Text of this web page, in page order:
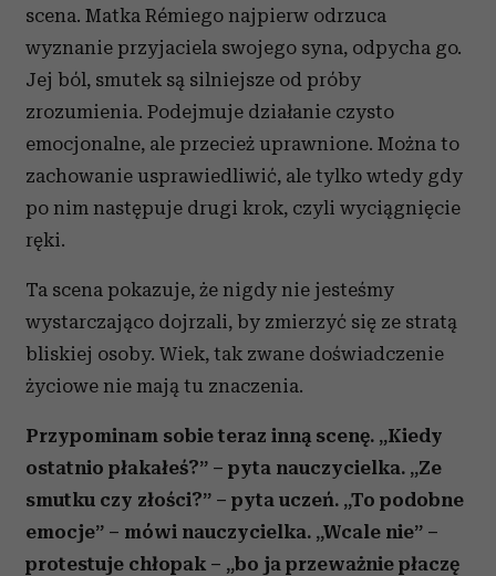
Partnerzy mogą połączyć te informacje z innymi danymi
korzystania z ich usług.
scena. Matka Rémiego najpierw odrzuca
wyznanie przyjaciela swojego syna, odpycha go.
Jej ból, smutek są silniejsze od próby
zrozumienia. Podejmuje działanie czysto
emocjonalne, ale przecież uprawnione. Można to
zachowanie usprawiedliwić, ale tylko wtedy gdy
po nim następuje drugi krok, czyli wyciągnięcie
ręki.
Ta scena pokazuje, że nigdy nie jesteśmy
wystarczająco dojrzali, by zmierzyć się ze stratą
bliskiej osoby. Wiek, tak zwane doświadczenie
życiowe nie mają tu znaczenia.
Przypominam sobie teraz inną scenę. „Kiedy
ostatnio płakałeś?” – pyta nauczycielka. „Ze
smutku czy złości?” – pyta uczeń. „To podobne
emocje” – mówi nauczycielka. „Wcale nie” –
protestuje chłopak – „bo ja przeważnie płaczę